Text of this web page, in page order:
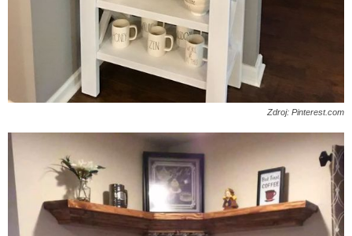
Zdroj: Pinterest.com